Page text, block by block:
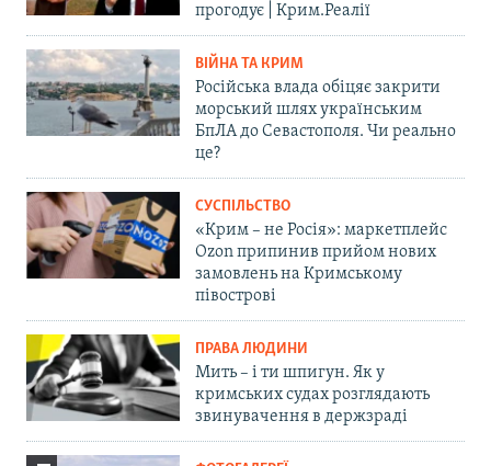
прогодує | Крим.Реалії
ВІЙНА ТА КРИМ
Російська влада обіцяє закрити
морський шлях українським
БпЛА до Севастополя. Чи реально
це?
СУСПІЛЬСТВО
«Крим – не Росія»: маркетплейс
Ozon припинив прийом нових
замовлень на Кримському
півострові
ПРАВА ЛЮДИНИ
Мить – і ти шпигун. Як у
кримських судах розглядають
звинувачення в держзраді